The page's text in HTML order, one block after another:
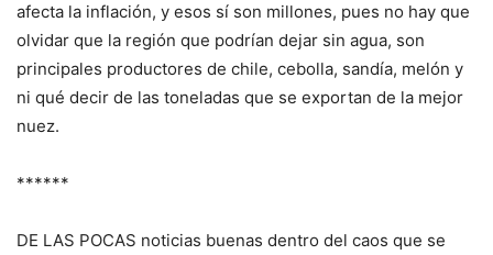
afecta la inflación, y esos sí son millones, pues no hay que
olvidar que la región que podrían dejar sin agua, son
principales productores de chile, cebolla, sandía, melón y
ni qué decir de las toneladas que se exportan de la mejor
nuez.
******
DE LAS POCAS noticias buenas dentro del caos que se